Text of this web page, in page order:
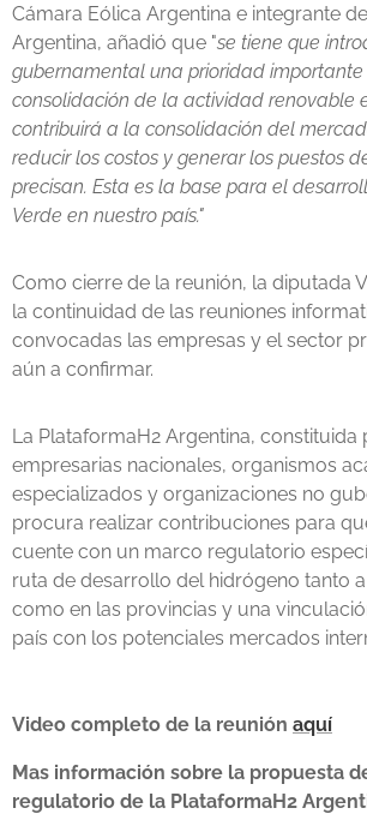
Cámara Eólica Argentina e integrante
Argentina, añadió que "se tiene que
gubernamental una prioridad
consolidación de la actividad renovable
contribuirá a la consolidación del
reducir los costos y generar los puestos
precisan. Esta es la base para el
Verde en nuestro país."
Como cierre de la reunión, la diputada
la continuidad de las reuniones
convocadas las empresas y el sector
aún a confirmar.
La PlataformaH2 Argentina, constituida
empresarias nacionales, organismos
especializados y organizaciones no
procura realizar contribuciones para
cuente con un marco regulatorio
ruta de desarrollo del hidrógeno tanto
como en las provincias y una
país con los potenciales mercados
Video completo de la reunión aquí
Mas información sobre la propuesta
regulatorio de la PlataformaH2